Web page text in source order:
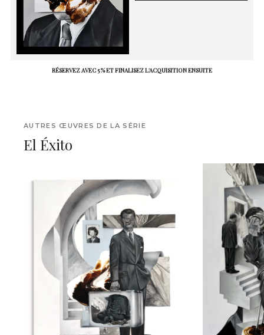
RÉSERVEZ AVEC 5 % ET FINALISEZ L'ACQUISITION ENSUITE
AUTRES ŒUVRES DE LA SÉRIE
El Éxito